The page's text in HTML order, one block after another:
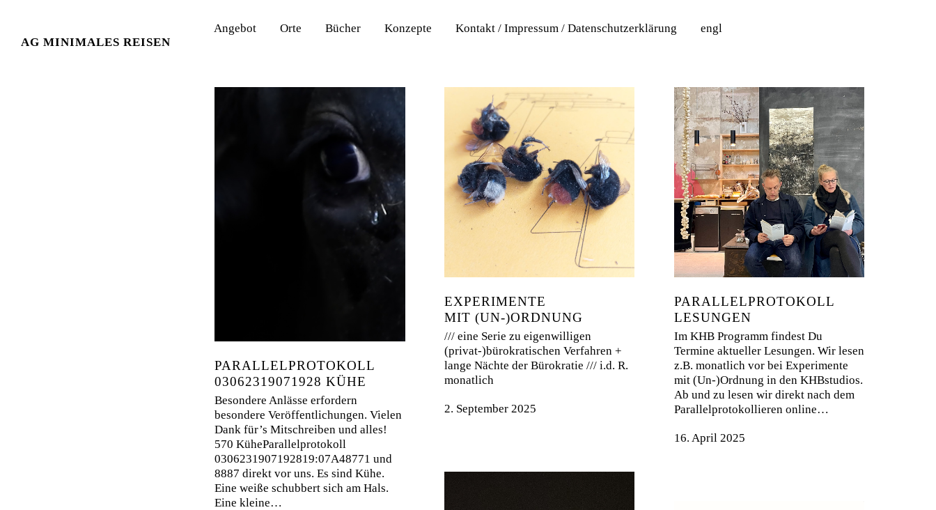
AG MINIMALES REISEN
Angebot Orte Bücher Konzepte Kontakt / Impressum / Datenschutzerklärung engl
PARALLELPROTOKOLL
03062319071928 KÜHE
Besondere Anlässe erfordern
besondere Veröffentlichungen. Vielen
Dank für’s Mitschreiben und alles!
570 KüheParallelprotokoll
0306231907192819:07A48771 und
8887 direkt vor uns. Es sind Kühe.
Eine weiße schubbert sich am Hals.
Eine kleine…
EXPERIMENTE
MIT (UN-)ORDNUNG
/// eine Serie zu eigenwilligen
(privat-)bürokratischen Verfahren +
lange Nächte der Bürokratie /// i.d. R.
monatlich
2. September 2025
PARALLELPROTOKOLL
LESUNGEN
Im KHB Programm findest Du
Termine aktueller Lesungen. Wir lesen
z.B. monatlich vor bei Experimente
mit (Un-)Ordnung in den KHBstudios.
Ab und zu lesen wir direkt nach dem
Parallelprotokollieren online…
16. April 2025